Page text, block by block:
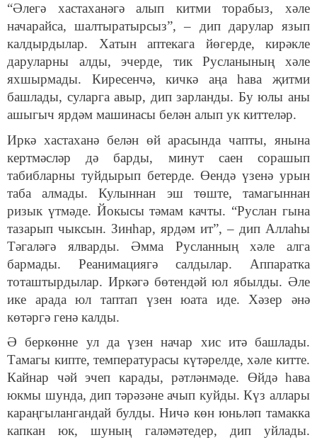
“Әлегә хастаханәгә алып китми торабыз, хәле
начарайса, шалтыратырсыз”, – дип дарулар язып
калдырдылар. Хатын аптекага йөгерде, кирәкле
даруларны алды, эчерде, тик Русланының хәле
яхшырмады. Киресенчә, кичкә аңа һава җитми
башлады, суларга авыр, дип зарланды. Бу юлы аны
ашыгыч ярдәм машинасы белән алып ук киттеләр.
Иркә хастаханә белән өй арасында чапты, янына
кертмәсләр дә барды, минут саен сорашып
табибларны туйдырып бетерде. Өендә үзенә урын
таба алмады. Кулыннан эш төште, тамагыннан
ризык үтмәде. Йокысы тәмам качты. “Руслан гына
тазарып чыксын. Зинһар, ярдәм ит”, – дип Аллаһы
Тәгаләгә ялварды. Әмма Русланның хәле алга
бармады. Реанимациягә салдылар. Аппаратка
тоташтырдылар. Иркәгә бөтендәй юл ябылды. Әле
ике арада юл таптап үзен юата иде. Хәзер әнә
көтәргә генә калды.
Ә беркөнне ул да үзен начар хис итә башлады.
Тамагы кипте, температурасы күтәрелде, хәле китте.
Кайнар чәй эчеп карады, рәтләнмәде. Өйдә һава
юкмы шунда, дип тәрәзәне ачып куйды. Күз аллары
караңгылангандай булды. Ничә көн юньләп тамакка
капкан юк, шуның галәмәтедер, дип уйлады.